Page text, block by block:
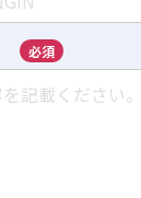
必須